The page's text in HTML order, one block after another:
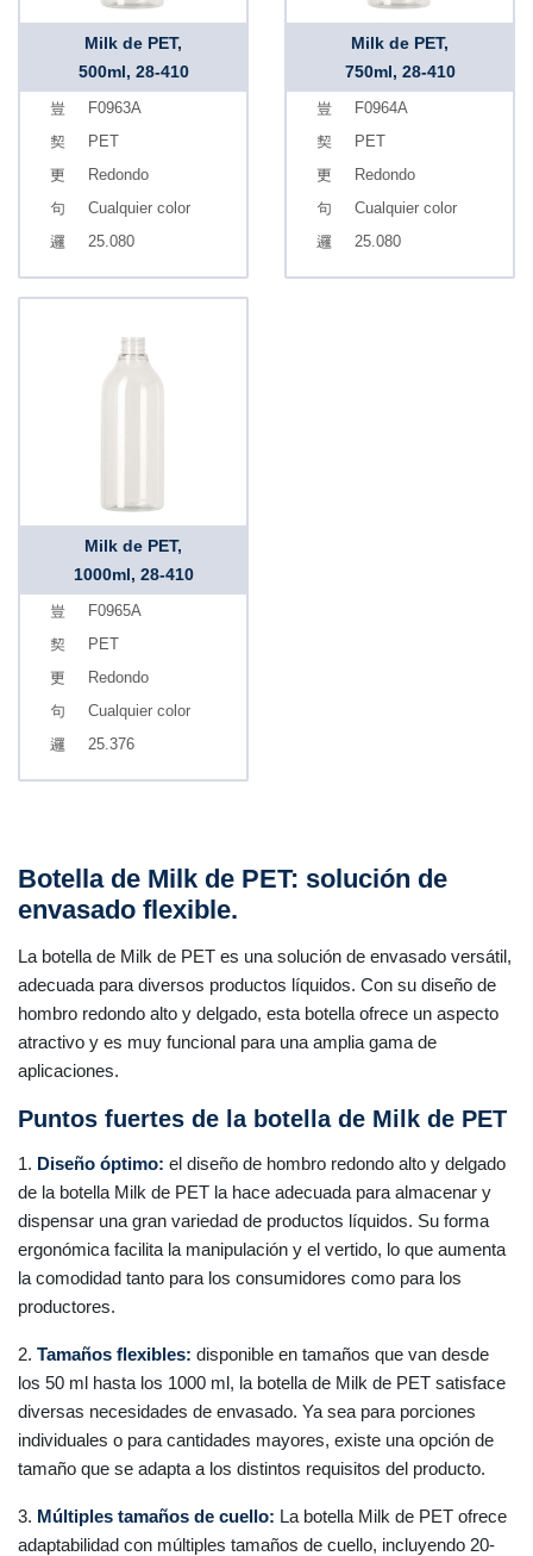
Milk de PET,
500ml, 28-410
F0963A
PET
Redondo
Cualquier color
25.080
Milk de PET,
750ml, 28-410
F0964A
PET
Redondo
Cualquier color
25.080
Milk de PET,
1000ml, 28-410
F0965A
PET
Redondo
Cualquier color
25.376
Botella de Milk de PET: solución de
envasado flexible.
La botella de Milk de PET es una solución de envasado versátil,
adecuada para diversos productos líquidos. Con su diseño de
hombro redondo alto y delgado, esta botella ofrece un aspecto
atractivo y es muy funcional para una amplia gama de
aplicaciones.
Puntos fuertes de la botella de Milk de PET
1. Diseño óptimo: el diseño de hombro redondo alto y delgado
de la botella Milk de PET la hace adecuada para almacenar y
dispensar una gran variedad de productos líquidos. Su forma
ergonómica facilita la manipulación y el vertido, lo que aumenta
la comodidad tanto para los consumidores como para los
productores.
2. Tamaños flexibles: disponible en tamaños que van desde
los 50 ml hasta los 1000 ml, la botella de Milk de PET satisface
diversas necesidades de envasado. Ya sea para porciones
individuales o para cantidades mayores, existe una opción de
tamaño que se adapta a los distintos requisitos del producto.
3. Múltiples tamaños de cuello: La botella Milk de PET ofrece
adaptabilidad con múltiples tamaños de cuello, incluyendo 20-